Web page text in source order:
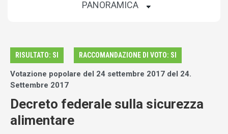
RISULTATO: SI RACCOMANDAZIONE DI VOTO: SI
Votazione popolare del 24 settembre 2017 del 24.
Settembre 2017
Decreto federale sulla sicurezza
alimentare